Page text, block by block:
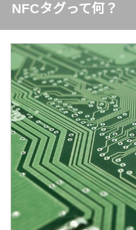
NFCタグって何？